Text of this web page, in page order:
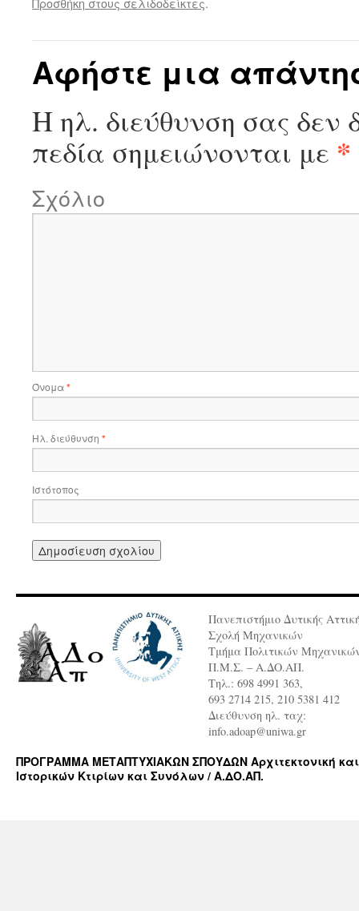
Αφήστε μια
Η ηλ. διεύθυνση σας δεν
πεδία σημειώνονται με *
Σχόλιο
Όνομα*
Ηλ. διεύθυνση *
Ιστότοπος
Πανεπιστήμιο Δυτικής
Σχολή Μηχανικών
Τμήμα Πολιτικών
Π.Μ.Σ. – Α.ΔΟ.ΑΠ.
Τηλ.: 698 4991 363,
693 2714 215, 210 5381 412
Διεύθυνση ηλ. ταχ:
info.adoap@uniwa.gr
ΠΡΟΓΡΑΜΜΑ ΜΕΤΑΠΤΥΧΙΑΚΩΝ ΣΠΟΥΔΩΝ Αρχιτεκτονική
Ιστορικών Κτιρίων και Συνόλων / Α.ΔΟ.ΑΠ.